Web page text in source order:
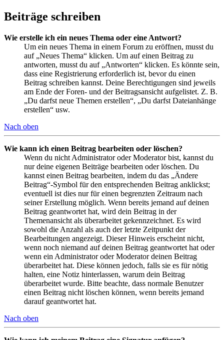
Beiträge schreiben
Wie erstelle ich ein neues Thema oder eine Antwort?
Um ein neues Thema in einem Forum zu eröffnen, musst du
auf „Neues Thema“ klicken. Um auf einen Beitrag zu
antworten, musst du auf „Antworten“ klicken. Es könnte sein,
dass eine Registrierung erforderlich ist, bevor du einen
Beitrag schreiben kannst. Deine Berechtigungen sind jeweils
am Ende der Foren- und der Beitragsansicht aufgelistet. Z. B.
„Du darfst neue Themen erstellen“, „Du darfst Dateianhänge
erstellen“ usw.
Nach oben
Wie kann ich einen Beitrag bearbeiten oder löschen?
Wenn du nicht Administrator oder Moderator bist, kannst du
nur deine eigenen Beiträge bearbeiten oder löschen. Du
kannst einen Beitrag bearbeiten, indem du das „Ändere
Beitrag“-Symbol für den entsprechenden Beitrag anklickst;
eventuell ist dies nur für einen begrenzten Zeitraum nach
seiner Erstellung möglich. Wenn bereits jemand auf deinen
Beitrag geantwortet hat, wird dein Beitrag in der
Themenansicht als überarbeitet gekennzeichnet. Es wird
sowohl die Anzahl als auch der letzte Zeitpunkt der
Bearbeitungen angezeigt. Dieser Hinweis erscheint nicht,
wenn noch niemand auf deinen Beitrag geantwortet hat oder
wenn ein Administrator oder Moderator deinen Beitrag
überarbeitet hat. Diese können jedoch, falls sie es für nötig
halten, eine Notiz hinterlassen, warum dein Beitrag
überarbeitet wurde. Bitte beachte, dass normale Benutzer
einen Beitrag nicht löschen können, wenn bereits jemand
darauf geantwortet hat.
Nach oben